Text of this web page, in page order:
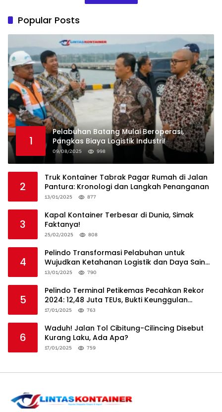
Popular Posts
1
Pelabuhan Batang Mulai Beroperasi,
Pangkas Biaya Logistik Industri!
09/08/2025 998
2
Truk Kontainer Tabrak Pagar Rumah di Jalan
Pantura: Kronologi dan Langkah Penanganan
13/01/2025 877
3
Kapal Kontainer Terbesar di Dunia, Simak
Faktanya!
25/02/2025 808
4
Pelindo Transformasi Pelabuhan untuk
Wujudkan Ketahanan Logistik dan Daya Saing
Global
13/01/2025 790
5
Pelindo Terminal Petikemas Pecahkan Rekor
2024: 12,48 Juta TEUs, Bukti Keunggulan
Logistik Nasional
17/01/2025 763
6
Waduh! Jalan Tol Cibitung-Cilincing Disebut
Kurang Laku, Ada Apa?
17/01/2025 759